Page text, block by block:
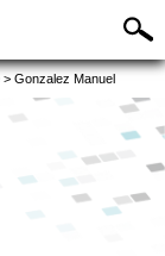
> Gonzalez Manuel